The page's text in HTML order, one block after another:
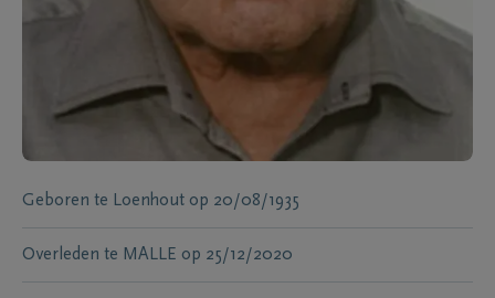
Geboren te Loenhout op 20/08/1935
Overleden te MALLE op 25/12/2020